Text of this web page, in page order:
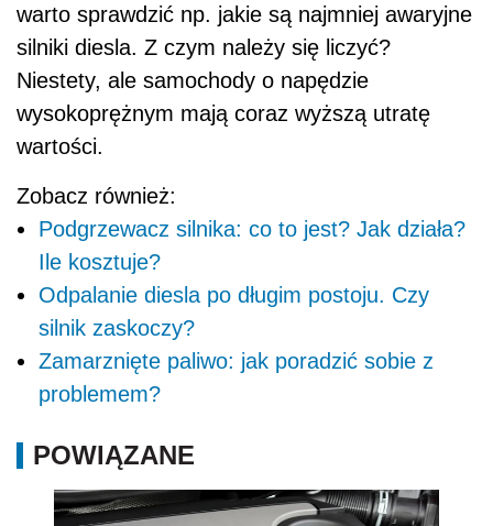
warto sprawdzić np. jakie są najmniej awaryjne
silniki diesla. Z czym należy się liczyć?
Niestety, ale samochody o napędzie
wysokoprężnym mają coraz wyższą utratę
wartości.
Zobacz również:
Podgrzewacz silnika: co to jest? Jak działa?
Ile kosztuje?
Odpalanie diesla po długim postoju. Czy
silnik zaskoczy?
Zamarznięte paliwo: jak poradzić sobie z
problemem?
POWIĄZANE